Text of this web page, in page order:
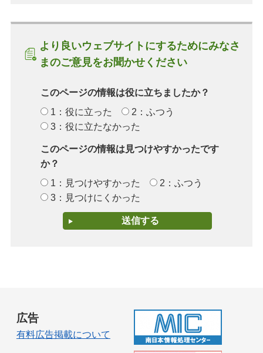
より良いウェブサイトにするためにみなさ
まのご意見をお聞かせください
このページの情報は役に立ちましたか？
1：役に立った
2：ふつう
3：役に立たなかった
このページの情報は見つけやすかったです
か？
1：見つけやすかった
2：ふつう
3：見つけにくかった
広告
有料広告掲載について